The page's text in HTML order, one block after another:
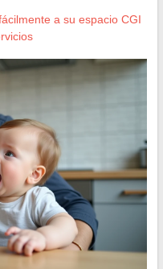
a su espacio CGI